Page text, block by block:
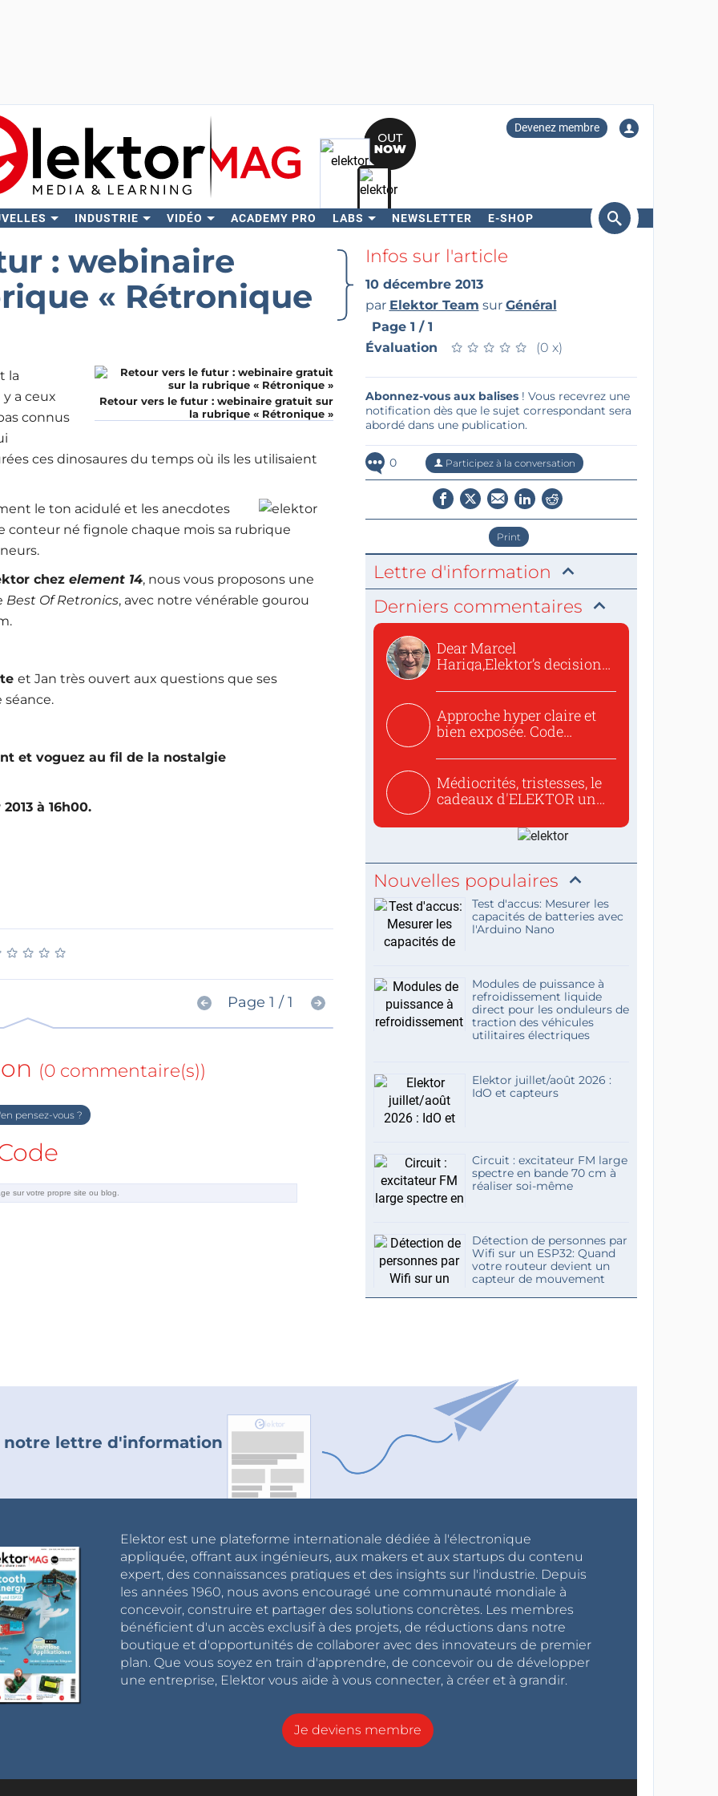
Devenez membre
INDUSTRIE VIDÉO ACADEMY PRO LABS NEWSLETTER E-SHOP
Rechercher
: webinaire
« Rétronique
Retour vers le futur : webinaire gratuit sur
la rubrique « Rétronique »
la
a ceux
connus
ces dinosaures du temps où ils les utilisaient
le ton acidulé et les anecdotes
conteur né fignole chaque mois sa rubrique
chez element 14, nous vous proposons une
Best Of Retronics, avec notre vénérable gourou
et Jan très ouvert aux questions que ses
et voguez au fil de la nostalgie
à 16h00.
★ ★ ★ ★
★ ★ ★ ★
Page 1 / 1
(0 commentaire(s))
pensez-vous ?
Infos sur l'article
10 décembre 2013
par Elektor Team sur Général
Page 1 / 1
Évaluation
★ ★ ★ ★ ★
★ ★ ★ ★ ★ (0 x)
Abonnez-vous aux balises! Vous recevrez une
notification dès que le sujet correspondant sera
abordé dans une publication.
0 Participez à la conversation
Print
Lettre d'information
Derniers commentaires
Dear Marcel
Hariga,Elektor’s decision
Approche hyper claire et
bien exposée. Code
Médiocrités, tristesses, le
cadeaux d'ELEKTOR un
Nouvelles populaires
Test d'accus: Mesurer les
capacités de batteries avec
l'Arduino Nano
Modules de puissance à
refroidissement liquide
direct pour les onduleurs de
traction des véhicules
utilitaires électriques
Elektor juillet/août 2026 :
IdO et capteurs
Circuit : excitateur FM large
spectre en bande 70 cm à
réaliser soi-même
Détection de personnes par
Wifi sur un ESP32: Quand
votre routeur devient un
capteur de mouvement
lettre d'information
Elektor est une plateforme internationale dédiée à l'électronique
appliquée, offrant aux ingénieurs, aux makers et aux startups du contenu
expert, des connaissances pratiques et des insights sur l'industrie. Depuis
les années 1960, nous avons encouragé une communauté mondiale à
concevoir, construire et partager des solutions concrètes. Les membres
bénéficient d'un accès exclusif à des projets, de réductions dans notre
boutique et d'opportunités de collaborer avec des innovateurs de premier
plan. Que vous soyez en train d'apprendre, de concevoir ou de développer
une entreprise, Elektor vous aide à vous connecter, à créer et à grandir.
Je deviens membre